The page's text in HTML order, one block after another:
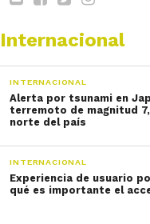
INTERNACIONAL
Alerta por tsunami en
terremoto de magnitud
norte del país
INTERNACIONAL
Experiencia de usuario
qué es importante el